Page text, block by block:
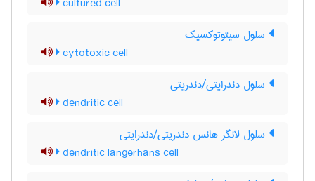
سلول سیتوتوکسیک
cytotoxic cell
سلول دندرایتی/دندریتی
dendritic cell
سلول لانگر هانس دندریتی/دندرایتی
dendritic langerhans cell